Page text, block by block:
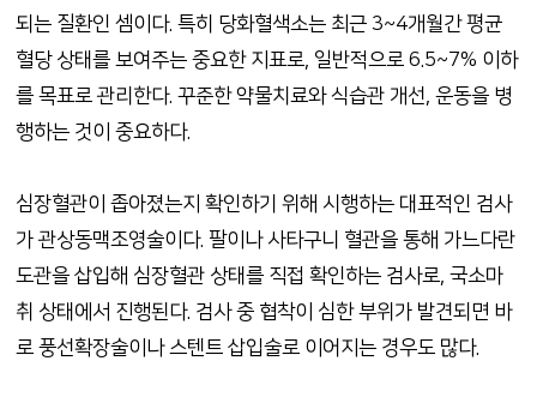
되는 질환인 셈이다.특히 당화혈색소는 최근3~4개월간 평균
혈당 상태를 보여주는 중요한 지표로, 일반적으로6.5~7% 이하
를 목표로 관리한다.꾸준한 약물치료와 식습관 개선,운동을 병
행하는 것이 중요하다.
심장혈관이 좁아졌는지 확인하기 위해 시행하는 대표적인 검사
가 관상동맥조영술이다. 팔이나 사타구니 혈관을 통해 가느다란
도관을 삽입해 심장혈관 상태를 직접 확인하는 검사로,국소마
취 상태에서 진행된다. 검사 중 협착이 심한 부위가 발견되면 바
로 풍선확장술이나 스텐트 삽입술로 이어지는 경우도 많다.